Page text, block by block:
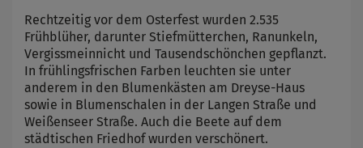
Rechtzeitig vor dem Osterfest wurden 2.535
Frühblüher, darunter Stiefmütterchen, Ranunkeln,
Vergissmeinnicht und Tausendschönchen gepflanzt.
In frühlingsfrischen Farben leuchten sie unter
anderem in den Blumenkästen am Dreyse-Haus
sowie in Blumenschalen in der Langen Straße und
Weißenseer Straße. Auch die Beete auf dem
städtischen Friedhof wurden verschönert.